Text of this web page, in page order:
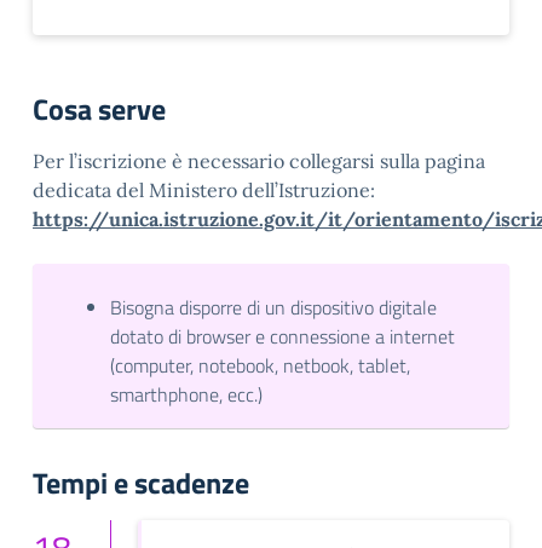
Cosa serve
Per l’iscrizione è necessario collegarsi sulla pagina
dedicata del Ministero dell’Istruzione:
https://unica.istruzione.gov.it/it/orientamento/
Bisogna disporre di un dispositivo digitale
dotato di browser e connessione a internet
(computer, notebook, netbook, tablet,
smarthphone, ecc.)
Tempi e scadenze